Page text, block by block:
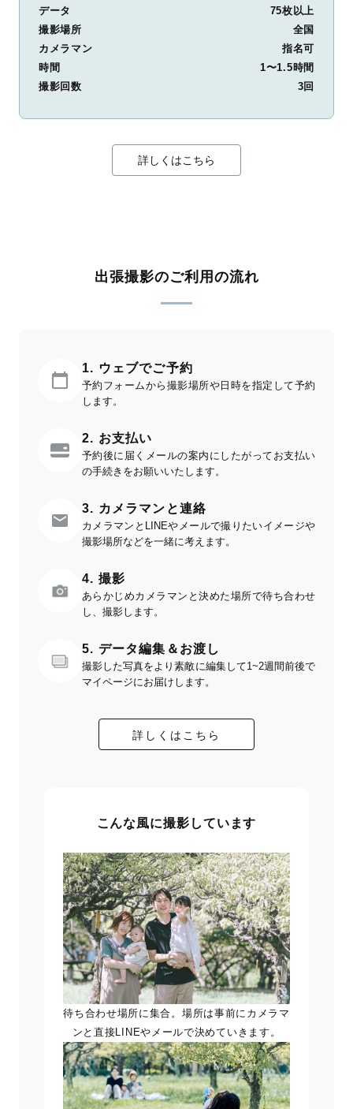
データ
75枚以上
撮影場所
全国
カメラマン
指名可
時間
1〜1.5時間
撮影回数
3回
詳しくはこちら
出張撮影のご利用の流れ
1. ウェブでご予約
予約フォームから撮影場所や日時を指定して予約
します。
2. お支払い
予約後に届くメールの案内にしたがってお支払い
の手続きをお願いいたします。
3. カメラマンと連絡
カメラマンとLINEやメールで撮りたいイメージや
撮影場所などを一緒に考えます。
4. 撮影
あらかじめカメラマンと決めた場所で待ち合わせ
し、撮影します。
5. データ編集＆お渡し
撮影した写真をより素敵に編集して1~2週間前後で
マイページにお届けします。
詳しくはこちら
こんな風に撮影しています
待ち合わせ場所に集合。場所は事前にカメラマ
ンと直接LINEやメールで決めていきます。